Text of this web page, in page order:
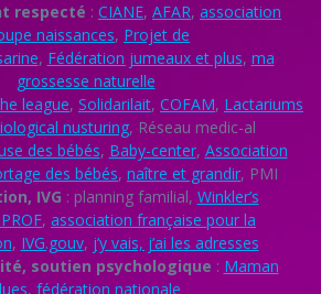
respecté : CIANE, AFAR, association
naissances, Projet de
, Fédération jumeaux et plus, ma
grossesse naturelle
league, Solidarilait, COFAM, Lactariums
nusturing, Réseau medic-al
des bébés, Baby-center, Association
des bébés, naître et grandir, PMI
IVG : planning familial, Winkler’s
, association française pour la
, IVG.gouv, j’y vais, j’ai les adresses
soutien psychologique : Maman
, fédération nationale